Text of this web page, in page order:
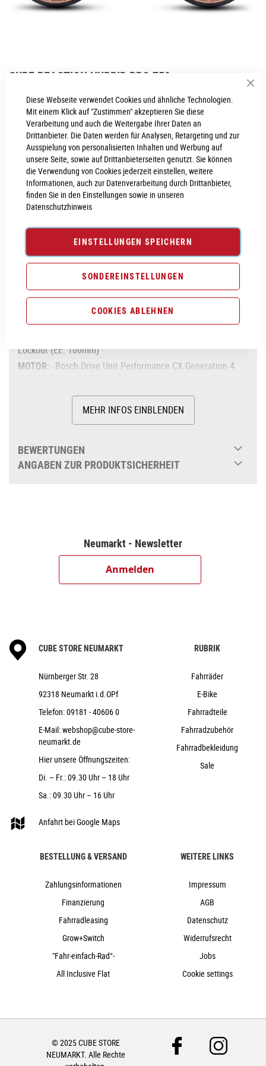
Diese Webseite verwendet Cookies und ähnliche Technologien.
Mit einem Klick auf "Zustimmen" akzeptieren Sie diese
Verarbeitung und auch die Weitergabe Ihrer Daten an
Drittanbieter. Die Daten werden für Analysen, Retargeting und zur
Ausspielung von personalisierten Inhalten und Werbung auf
unsere Seite, sowie auf Drittanbieterseiten genutzt. Sie können
die Verwendung von Cookies jederzeit einstellen, weitere
Informationen, auch zur Datenverarbeitung durch Drittanbieter,
finden Sie in den Einstellungen sowie in unseren
Datenschutzhinweis
EINSTELLUNGEN SPEICHERN
SONDEREINSTELLUNGEN
COOKIES ABLEHNEN
Bildgalerie
springen
CUBE REACTION HYBRID PRO 750
Inkl. MwSt., nur Abholung möglich
PROBEFAHRT VEREINBAREN
Produktanfrage stellen
PRODUKTINFORMATIONEN
Produktinformationen
6029900
Aluminium Superlite, Gravity Casting, Agile Ride
Geometry, 1.5 Headtube, Boost 148, Fully Integrated
Battery, Advanced Internal Cable Routing,
Kickstand/Fender/Carrier Mounting Points
Lockout (EE: 100mm)
Bosch Drive Unit Performance CX Generation 4
85Nm
Bosch PowerTube 750
über 625Wh
Bosch LED Remote
Shimano BR-MT200, Hydr. Disc Brake
(180/180)
KMC X11
Shimano HB-MT400-B, 15mm, Boost,
Shimano FH-MT400-B, 12mm, Boost,
CUBE Performance Stem E-MTB, 31.8mm
ACID React Pro / EE: ACID Hybrid Perform
ACROS AZF-1035, ICR (Integrated Cable
Bottom Zero-Stack 1 1/2" (ZS 56mm)
ACID PP MTB
CUBE Performance Post, 30.9mm
Natural Fit Sequence
24,5 kg
Cube
e-Bike, Hardtail, Mountainbike
Tiefeinstieg
Scheibenbremsen hydraulisch
nein
27,5"
nein
750Wh
nein
MEHR INFOS EINBLENDEN
BEWERTUNGEN
ANGABEN ZUR PRODUKTSICHERHEIT
Neumarkt - Newsletter
Anmelden
CUBE STORE NEUMARKT
Nürnberger Str. 28
92318 Neumarkt i.d.OPf
Telefon:09181 - 40606 0
E-Mail:webshop@cube-store-
neumarkt.de
Hier unsere Öffnungszeiten:
Di. – Fr.: 09.30 Uhr – 18 Uhr
Sa.: 09.30 Uhr – 16 Uhr
Anfahrt bei Google Maps
RUBRIK
Fahrräder
E-Bike
Fahrradteile
Fahrradzubehör
Fahrradbekleidung
Sale
BESTELLUNG & VERSAND
Zahlungsinformationen
Finanzierung
Fahrradleasing
Grow+Switch
"Fahr-einfach-Rad“-
All Inclusive Flat
WEITERE LINKS
Impressum
AGB
Datenschutz
Widerrufsrecht
Jobs
Cookie settings
© 2025 CUBE STORE
NEUMARKT. Alle Rechte